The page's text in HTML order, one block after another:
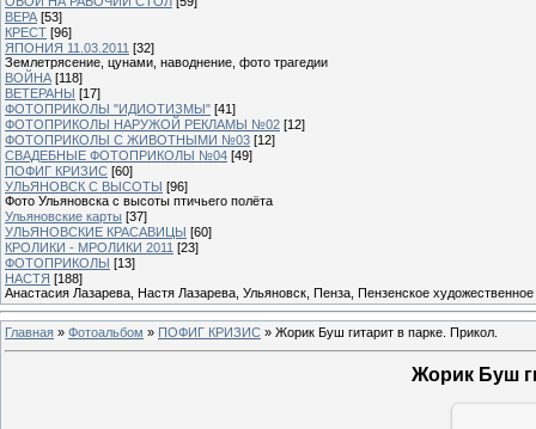
ВЕРА [53]
КРЕСТ [96]
ЯПОНИЯ 11.03.2011 [32]
Землетрясение, цунами, наводнение, фото трагедии
ВОЙНА [118]
ВЕТЕРАНЫ [17]
ФОТОПРИКОЛЫ "ИДИОТИЗМЫ" [41]
ФОТОПРИКОЛЫ НАРУЖОЙ РЕКЛАМЫ №02 [12]
ФОТОПРИКОЛЫ С ЖИВОТНЫМИ №03 [12]
СВАДЕБНЫЕ ФОТОПРИКОЛЫ №04 [49]
ПОФИГ КРИЗИС [60]
УЛЬЯНОВСК С ВЫСОТЫ [96]
Фото Ульяновска с высоты птичьего полёта
Ульяновские карты [37]
УЛЬЯНОВСКИЕ КРАСАВИЦЫ [60]
КРОЛИКИ - МРОЛИКИ 2011 [23]
ФОТОПРИКОЛЫ [13]
НАСТЯ [188]
Анастасия Лазарева, Настя Лазарева, Ульяновск, Пенза, Пензенское
Главная » Фотоальбом » ПОФИГ КРИЗИС » Жорик Буш гитарит в парке. Прикол.
Жорик Буш